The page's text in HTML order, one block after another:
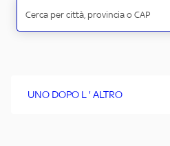
UNO DOPO L ' ALTRO